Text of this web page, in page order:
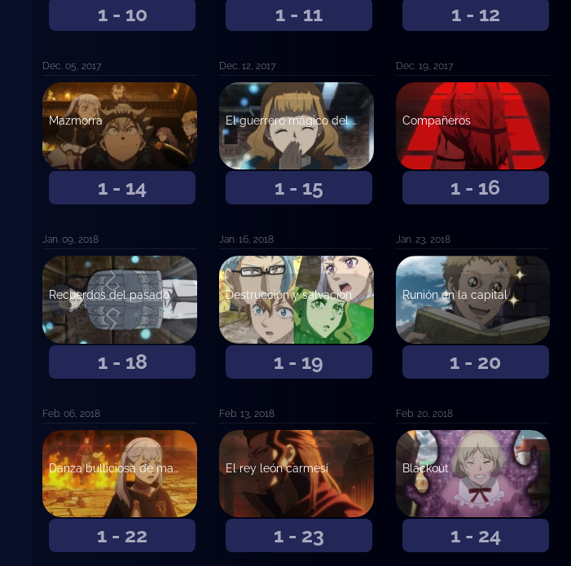
1 - 10
Dec. 05, 2017
1 - 11
Dec. 12, 2017
1 - 12
Dec. 19, 2017
1 - 14
Mazmorra
Jan. 09, 2018
1 - 15
El guerrero mágico del Diamante
Jan. 16, 2018
1 - 16
Compañeros
Jan. 23, 2018
1 - 18
Recuerdos del pasado
Feb. 06, 2018
1 - 19
Destrucción y salvación
Feb. 13, 2018
1 - 20
Runión en la capital
Feb. 20, 2018
1 - 22
Danza bulliciosa de magia
1 - 23
El rey león carmesí
1 - 24
Blackout